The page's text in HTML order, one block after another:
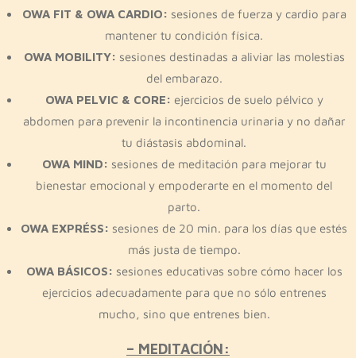
OWA FIT & OWA CARDIO: sesiones de fuerza y cardio para
mantener tu condición física.
OWA MOBILITY: sesiones destinadas a aliviar las molestias
del embarazo.
OWA PELVIC & CORE: ejercicios de suelo pélvico y
abdomen para prevenir la incontinencia urinaria y no dañar
tu diástasis abdominal.
OWA MIND: sesiones de meditación para mejorar tu
bienestar emocional y empoderarte en el momento del
parto.
OWA EXPRÉSS: sesiones de 20 min. para los días que estés
más justa de tiempo.
OWA BÁSICOS: sesiones educativas sobre cómo hacer los
ejercicios adecuadamente para que no sólo entrenes
mucho, sino que entrenes bien.
– MEDITACIÓN: